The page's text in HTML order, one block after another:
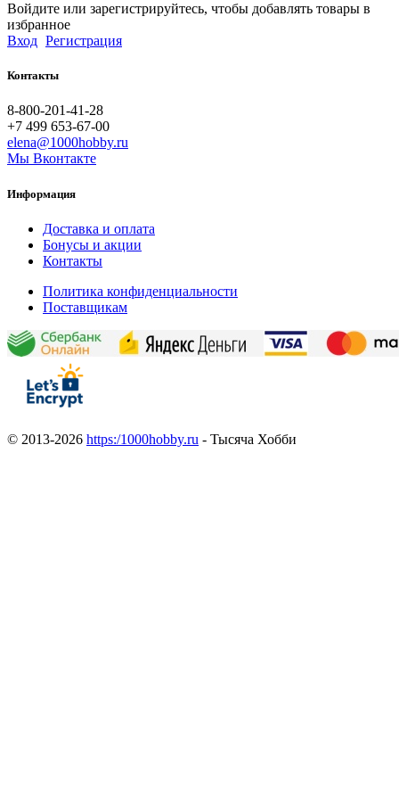
Войдите или зарегистрируйтесь, чтобы добавлять товары в
избранное
Вход Регистрация
Контакты
8-800-201-41-28
+7 499 653-67-00
elena@1000hobby.ru
Мы Вконтакте
Информация
Доставка и оплата
Бонусы и акции
Контакты
Политика конфиденциальности
Поставщикам
© 2013-2026 https:/1000hobby.ru - Тысяча Хобби